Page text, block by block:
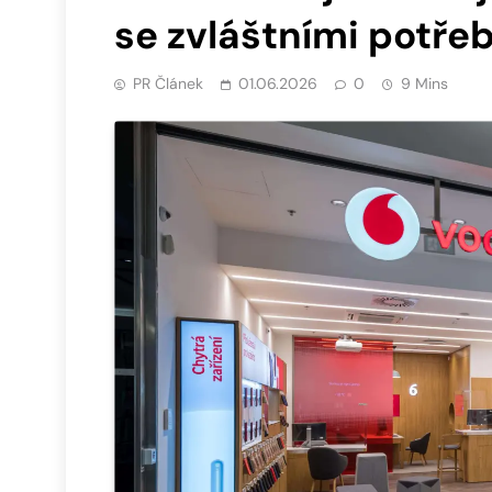
se zvláštními
PR Článek 01.06.2026 0 9 Mins